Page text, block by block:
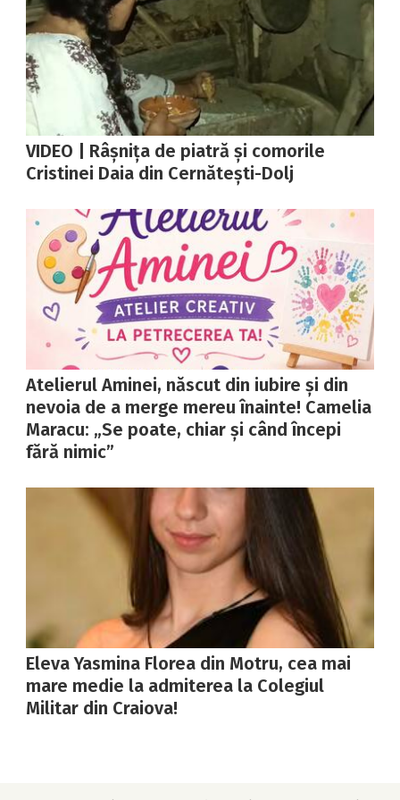
VIDEO | Râșnița de piatră și comorile
Cristinei Daia din Cernătești-Dolj
Atelierul Aminei, născut din iubire și din
nevoia de a merge mereu înainte! Camelia
Maracu: „Se poate, chiar și când începi
fără nimic”
Eleva Yasmina Florea din Motru, cea mai
mare medie la admiterea la Colegiul
Militar din Craiova!